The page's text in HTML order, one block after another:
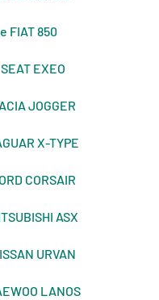
FIAT 850
EXEO
JOGGER
X-TYPE
CORSAIR
ASX
URVAN
LANOS